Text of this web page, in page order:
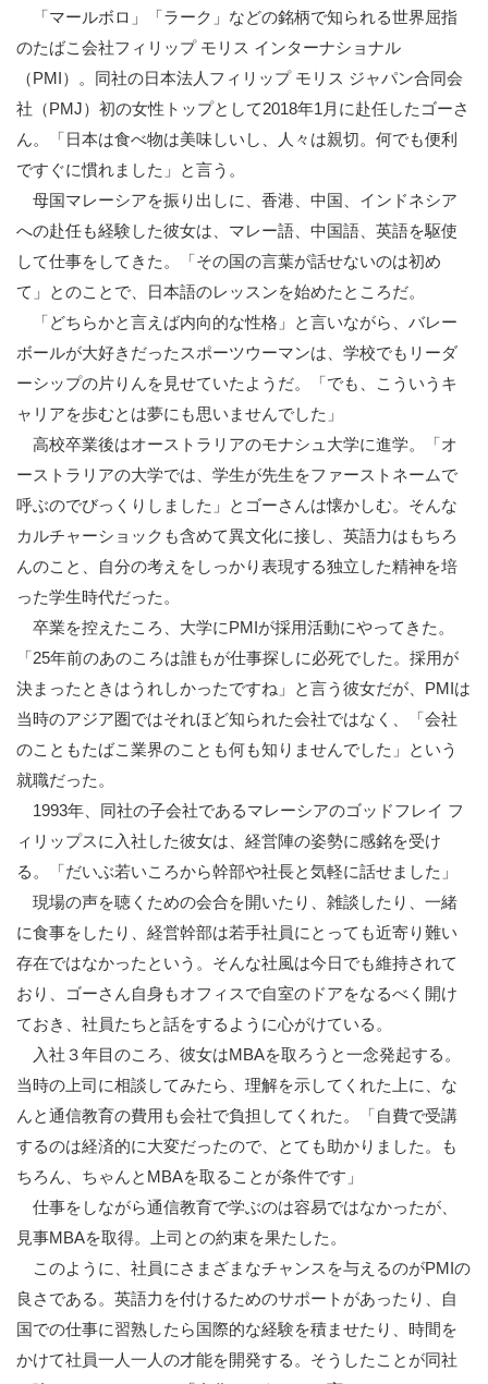
「マールボロ」「ラーク」などの銘柄で知られる世界屈指
のたばこ会社フィリップ モリス インターナショナル
（PMI）。同社の日本法人フィリップ モリス ジャパン合同会
社（PMJ）初の女性トップとして2018年1月に赴任したゴーさ
ん。「日本は食べ物は美味しいし、人々は親切。何でも便利
ですぐに慣れました」と言う。
母国マレーシアを振り出しに、香港、中国、インドネシア
への赴任も経験した彼女は、マレー語、中国語、英語を駆使
して仕事をしてきた。「その国の言葉が話せないのは初め
て」とのことで、日本語のレッスンを始めたところだ。
「どちらかと言えば内向的な性格」と言いながら、バレー
ボールが大好きだったスポーツウーマンは、学校でもリーダ
ーシップの片りんを見せていたようだ。「でも、こういうキ
ャリアを歩むとは夢にも思いませんでした」
高校卒業後はオーストラリアのモナシュ大学に進学。「オ
ーストラリアの大学では、学生が先生をファーストネームで
呼ぶのでびっくりしました」とゴーさんは懐かしむ。そんな
カルチャーショックも含めて異文化に接し、英語力はもちろ
んのこと、自分の考えをしっかり表現する独立した精神を培
った学生時代だった。
卒業を控えたころ、大学にPMIが採用活動にやってきた。
「25年前のあのころは誰もが仕事探しに必死でした。採用が
決まったときはうれしかったですね」と言う彼女だが、PMIは
当時のアジア圏ではそれほど知られた会社ではなく、「会社
のこともたばこ業界のことも何も知りませんでした」という
就職だった。
1993年、同社の子会社であるマレーシアのゴッドフレイ フ
ィリップスに入社した彼女は、経営陣の姿勢に感銘を受け
る。「だいぶ若いころから幹部や社長と気軽に話せました」
現場の声を聴くための会合を開いたり、雑談したり、一緒
に食事をしたり、経営幹部は若手社員にとっても近寄り難い
存在ではなかったという。そんな社風は今日でも維持されて
おり、ゴーさん自身もオフィスで自室のドアをなるべく開け
ておき、社員たちと話をするように心がけている。
入社３年目のころ、彼女はMBAを取ろうと一念発起する。
当時の上司に相談してみたら、理解を示してくれた上に、な
んと通信教育の費用も会社で負担してくれた。「自費で受講
するのは経済的に大変だったので、とても助かりました。も
ちろん、ちゃんとMBAを取ることが条件です」
仕事をしながら通信教育で学ぶのは容易ではなかったが、
見事MBAを取得。上司との約束を果たした。
このように、社員にさまざまなチャンスを与えるのがPMIの
良さである。英語力を付けるためのサポートがあったり、自
国での仕事に習熟したら国際的な経験を積ませたり、時間を
かけて社員一人一人の才能を開発する。そうしたことが同社